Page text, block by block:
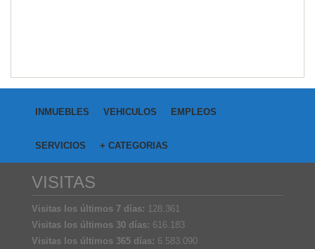
INMUEBLES VEHICULOS EMPLEOS
SERVICIOS + CATEGORIAS
VISITAS
Visitas los últimos 7 días: 128.361
Visitas los últimos 30 días: 616.183
Visitas los últimos 365 días: 6.583.090